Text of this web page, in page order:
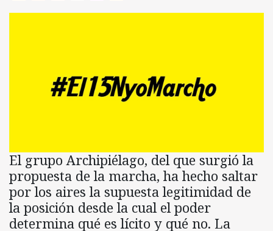
El grupo Archipiélago, del que surgió la
propuesta de la marcha, ha hecho saltar
por los aires la supuesta legitimidad de
la posición desde la cual el poder
determina qué es lícito y qué no. La